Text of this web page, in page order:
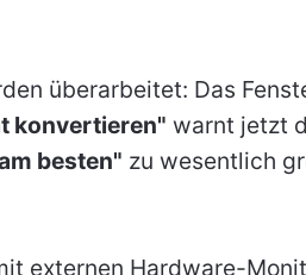
überarbeitet: Das
konvertieren" warnt jetzt
besten" zu wesentlich
externen Hardware-